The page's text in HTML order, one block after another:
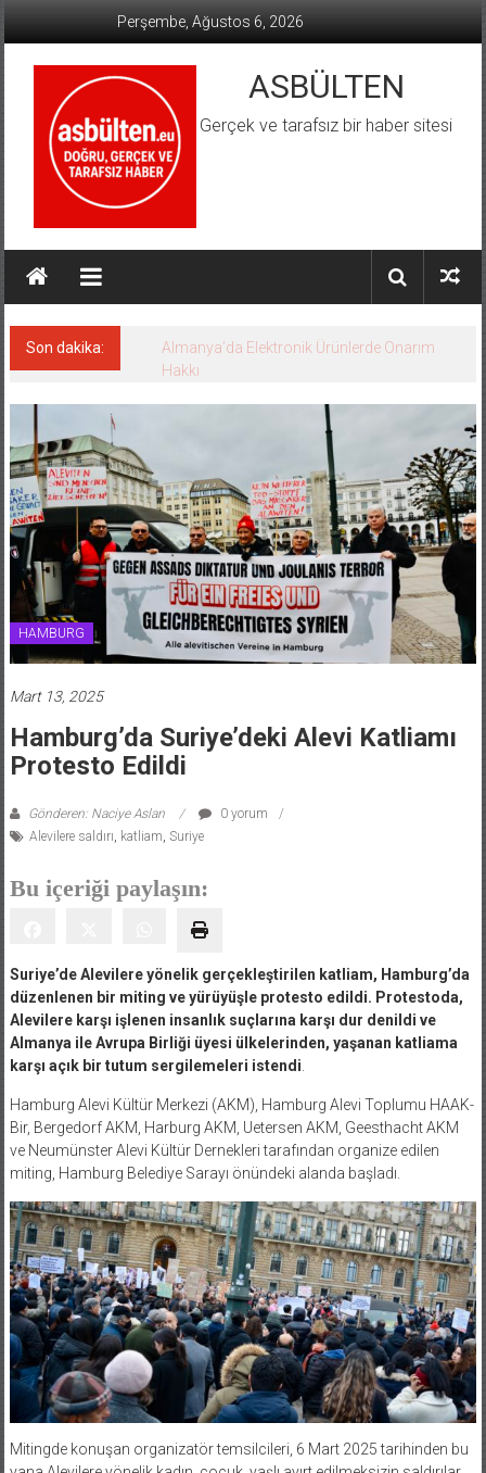
Perşembe, Ağustos 6, 2026
ASBÜLTEN
Gerçek ve tarafsız bir haber sitesi
Son dakika: Hamburg’da Aşırı Hava Olayları Tatbikatı
HAMBURG
Hamburg’da Suriye’deki Alevi Katliamı
Protesto Edildi
,katliam Suriye
Bu içeriği paylaşın:
düzenlenen bir miting ve yürüyüşle protesto edildi. Protestoda,
Alevilere karşı işlenen insanlık suçlarına karşı dur denildi ve
Almanya ile Avrupa Birliği üyesi ülkelerinden, yaşanan katliama
karşı açık bir tutum sergilemeleri istendi.
Bir, Bergedorf AKM, Harburg AKM, Uetersen AKM, Geesthacht AKM
ve Neumünster Alevi Kültür Dernekleri tarafından organize edilen
miting, Hamburg Belediye Sarayı önündeki alanda başladı.
yana Alevilere yönelik kadın, çocuk, yaşlı ayırt edilmeksizin saldırılar